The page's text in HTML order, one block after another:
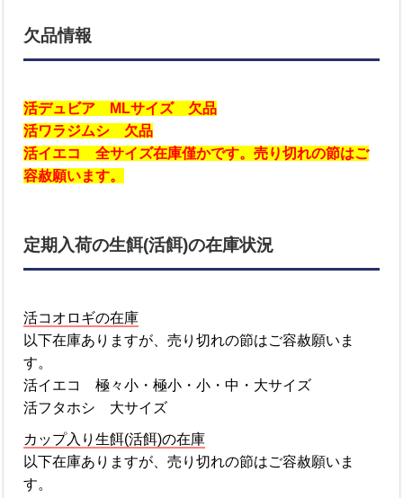
欠品情報
活デュビア MLサイズ 欠品
活ワラジムシ 欠品
活イエコ 全サイズ在庫僅かです。売り切れの節はご
容赦願います。
定期入荷の生餌(活餌)の在庫状況
活コオロギの在庫
以下在庫ありますが、売り切れの節はご容赦願いま
す。
活イエコ 極々小・極小・小・中・大サイズ
活フタホシ 大サイズ
カップ入り生餌(活餌)の在庫
以下在庫ありますが、売り切れの節はご容赦願いま
す。